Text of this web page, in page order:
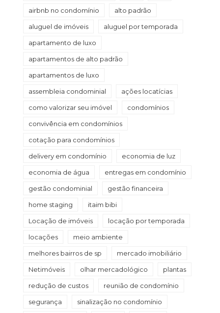
airbnb no condomínio alto padrão
aluguel de imóveis aluguel por temporada
apartamento de luxo
apartamentos de alto padrão
apartamentos de luxo
assembleia condominial ações locatícias
como valorizar seu imóvel condomínios
convivência em condomínios
cotação para condomínios
delivery em condomínio economia de luz
economia de água entregas em condomínio
gestão condominial gestão financeira
home staging itaim bibi
Locação de imóveis locação por temporada
locações meio ambiente
melhores bairros de sp mercado imobiliário
Netimóveis olhar mercadológico plantas
redução de custos reunião de condomínio
segurança sinalização no condomínio